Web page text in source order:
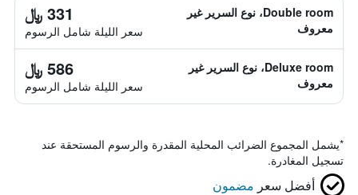
Double room، نوع السرير غير
معروف
331 ﷼
سعر الليلة شامل الرسوم
Deluxe room، نوع السرير غير
معروف
586 ﷼
سعر الليلة شامل الرسوم
*يشمل المجموع الضرائب المحلية المقدرة والرسوم المستحقة عند
تسجيل المغادرة.
أفضل سعر مضمون